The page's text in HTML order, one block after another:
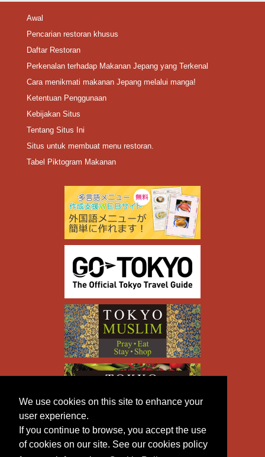
We use cookies on this site to enhance your
user experience.
If you continue to browse, you accept the use
of cookies on our site. See our cookies policy
Awal
Pencarian restoran khusus
Daftar Restoran
Perkenalan terhadap Makanan Jepang yang Terkenal
Cara menikmati makanan Jepang melalui manga!
Ketentuan Penggunaan
Kebijakan Situs
Tentang Situs Ini
Situs untuk membuat menu restoran.
Tabel Piktogram Makanan